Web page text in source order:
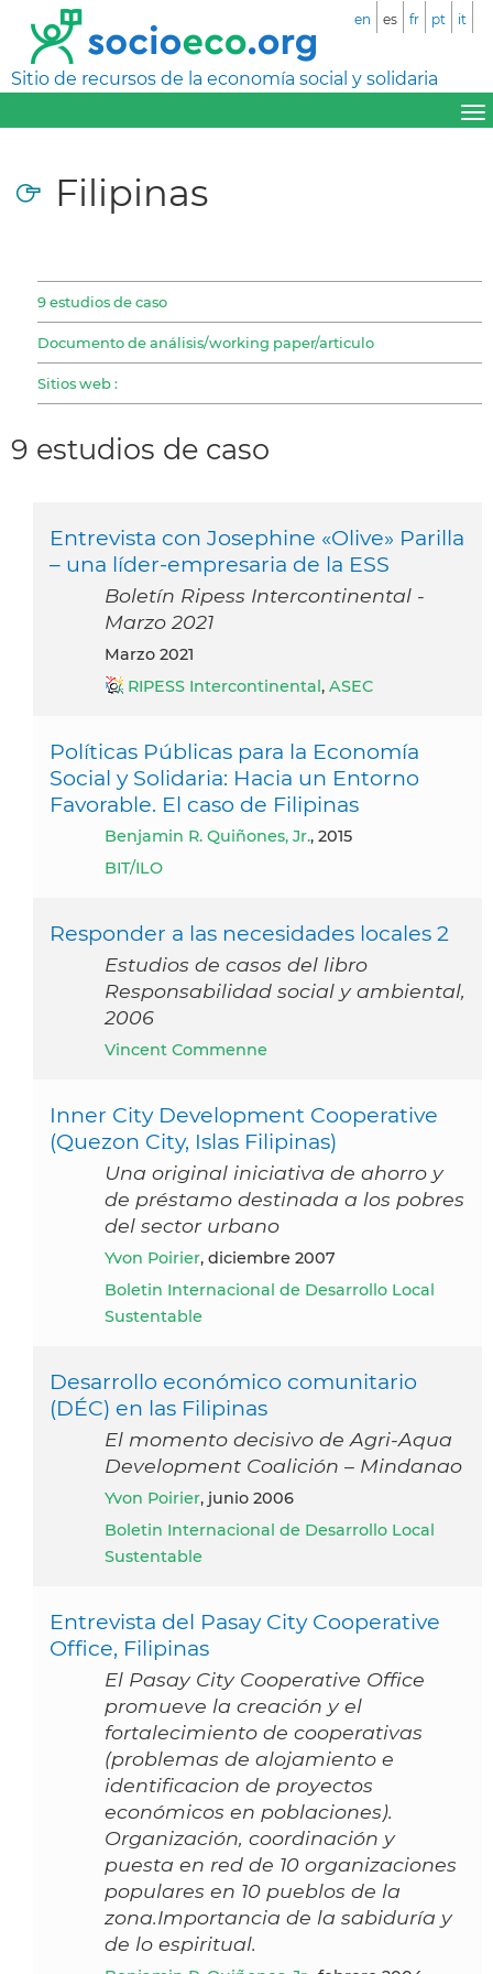
Sitio de recursos de la economía social y solidaria
en es fr pt it
Filipinas
9 estudios de caso
Documento de análisis/working paper/articulo
Sitios web :
9 estudios de caso
Entrevista con Josephine «Olive» Parilla
– una líder-empresaria de la ESS
Boletín Ripess Intercontinental -
Marzo 2021
marzo 2021
RIPESS Intercontinental, ASEC
Políticas Públicas para la Economía
Social y Solidaria: Hacia un Entorno
Favorable. El caso de Filipinas
Benjamin R. Quiñones, Jr., 2015
BIT/ILO
Responder a las necesidades locales 2
Estudios de casos del libro
Responsabilidad social y ambiental,
2006
Vincent Commenne
Inner City Development Cooperative
(Quezon City, Islas Filipinas)
Una original iniciativa de ahorro y
de préstamo destinada a los pobres
del sector urbano
Yvon Poirier, diciembre 2007
Boletin Internacional de Desarrollo Local
Sustentable
Desarrollo económico comunitario
(DÉC) en las Filipinas
El momento decisivo de Agri-Aqua
Development Coalición – Mindanao
Yvon Poirier, junio 2006
Boletin Internacional de Desarrollo Local
Sustentable
Entrevista del Pasay City Cooperative
Office, Filipinas
El Pasay City Cooperative Office
promueve la creación y el
fortalecimiento de cooperativas
(problemas de alojamiento e
identificacion de proyectos
económicos en poblaciones).
Organización, coordinación y
puesta en red de 10 organizaciones
populares en 10 pueblos de la
zona.Importancia de la sabiduría y
de lo espiritual.